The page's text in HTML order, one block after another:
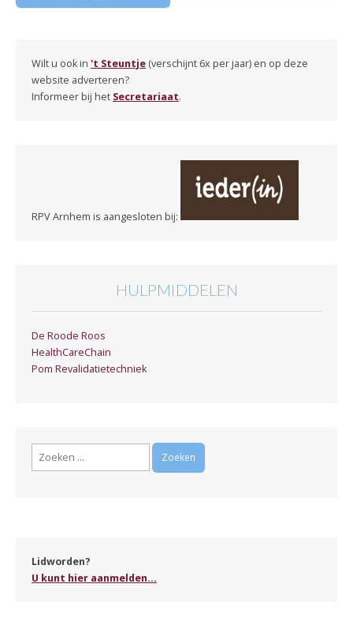
Wilt u ook in 't Steuntje (verschijnt 6x per jaar) en op deze
website adverteren?
Informeer bij het Secretariaat.
RPV Arnhem is aangesloten bij:
HULPMIDDELEN
De Roode Roos
HealthCareChain
Pom Revalidatietechniek
Zoeken
Lidworden?
U kunt hier aanmelden...